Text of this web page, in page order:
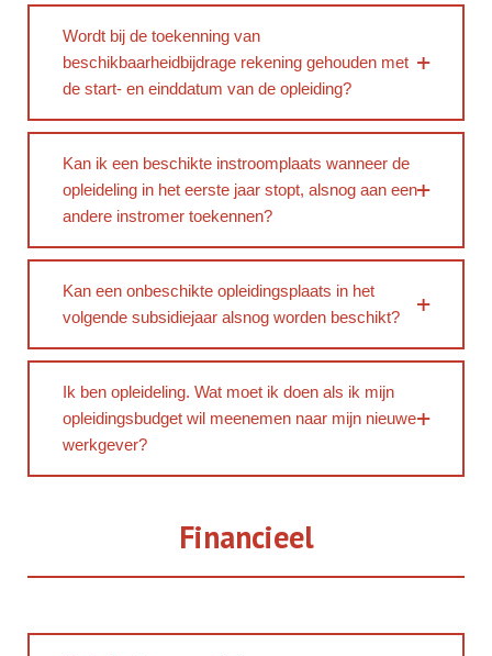
Wordt bij de toekenning van
beschikbaarheidbijdrage rekening gehouden met
de start- en einddatum van de opleiding?
Kan ik een beschikte instroomplaats wanneer de
opleideling in het eerste jaar stopt, alsnog aan een
andere instromer toekennen?
Kan een onbeschikte opleidingsplaats in het
volgende subsidiejaar alsnog worden beschikt?
Ik ben opleideling. Wat moet ik doen als ik mijn
opleidingsbudget wil meenemen naar mijn nieuwe
werkgever?
Financieel